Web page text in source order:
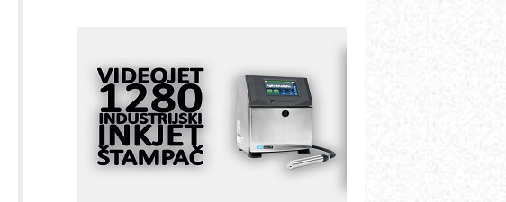
Alba d.o.o. – 35 godina preciznosti u
metrologiji i pametnim dozirnim
rešenjima
IBeRTIM - oprema za ispitivanje
kontrole kvaliteta